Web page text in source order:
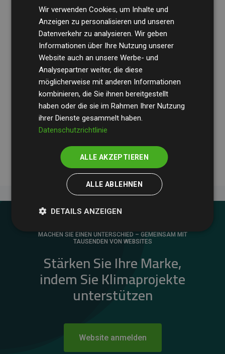
Die Wirtschaftsprüfungsgesellschaft BDOüberprüft
regelmäßig unsere Berechnungen und Methodik, um
Transparenz und Verlässlichkeit sicherzustellen.
Ihre Prüfungen belegen, dass unsere Investitionen in
Klimaschutzprojekte im Durchschnitt200 % der
geschätzten CO₂-Emissionender teilnehmenden
Websites kompensieren – ein klarer Nachweis für die
messbare Klimawirkung unseres Ansatzes.
MACHEN SIE EINEN UNTERSCHIED – GEMEINSAM MIT
TAUSENDEN VON WEBSITES
Stärken Sie Ihre Marke,
indem Sie Klimaprojekte
unterstützen
Website anmelden
Wir verwenden Cookies, um Inhalte und
Anzeigen zu personalisieren und unseren
Datenverkehr zu analysieren. Wir geben
Informationen über Ihre Nutzung unserer
Website auch an unsere Werbe- und
Analysepartner weiter, die diese
möglicherweise mit anderen Informationen
kombinieren, die Sie ihnen bereitgestellt
haben oder die sie im Rahmen Ihrer Nutzung
ihrer Dienste gesammelt haben.
Datenschutzrichtlinie
ALLE AKZEPTIEREN
ALLE ABLEHNEN
DETAILS ANZEIGEN